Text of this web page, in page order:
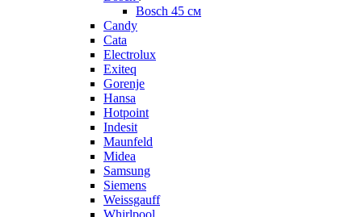
Bosch 45 см
Candy
Cata
Electrolux
Exiteq
Gorenje
Hansa
Hotpoint
Indesit
Maunfeld
Midea
Samsung
Siemens
Weissgauff
Whirlpool